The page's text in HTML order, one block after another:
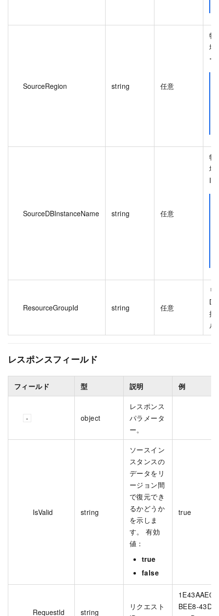
SourceRegion string 任意
特
場
ー
SourceDBInstanceName string 任意
特
場
ID
ResourceGroupId string 任意
操
ル
レスポンスフィールド
フィールド 型 説明 例
object
レスポンス
パラメータ
ー。
IsValid string
ソースイン
スタンスの
データをリ
ージョン間
で復元でき
るかどうか
を示しま
す。 有効
値：
true
false
true
RequestId string
リクエスト
1E43AAE0-
BEE8-43DA-